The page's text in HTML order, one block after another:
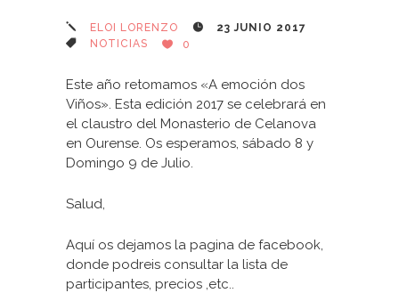
ELOI LORENZO
23 JUNIO 2017
NOTICIAS
0
Este año retomamos «A emoción dos
Viños». Esta edición 2017 se celebrará en
el claustro del Monasterio de Celanova
en Ourense. Os esperamos, sábado 8 y
Domingo 9 de Julio.
Salud,
Aquí os dejamos la pagina de facebook,
donde podreis consultar la lista de
participantes, precios ,etc..